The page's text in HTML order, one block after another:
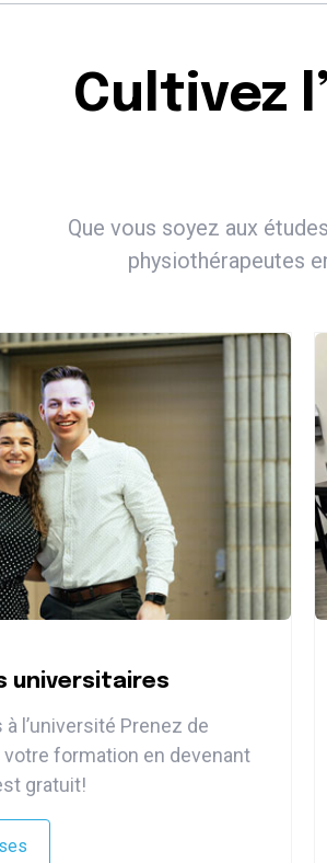
Cultivez
Que vous soyez aux
physiothérapeutes
universitaires
l’université Prenez de
votre formation en devenant
gratuit!